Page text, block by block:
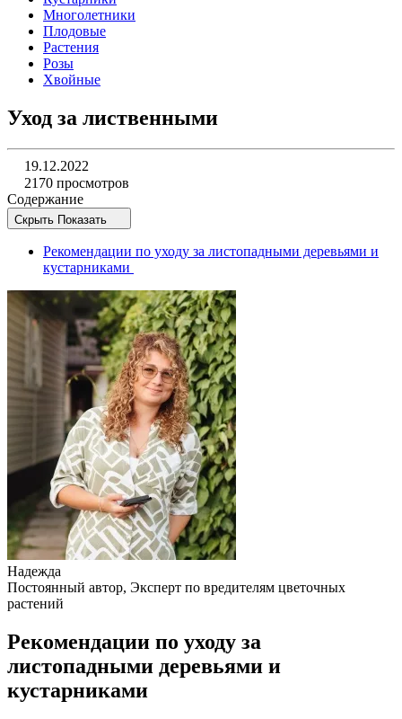
Многолетники
Плодовые
Растения
Розы
Хвойные
Уход за лиственными
19.12.2022
2170 просмотров
Содержание
Скрыть Показать
Рекомендации по уходу за листопадными деревьями и
кустарниками
Надежда
Постоянный автор, Эксперт по вредителям цветочных
растений
Рекомендации по уходу за
листопадными деревьями и
кустарниками